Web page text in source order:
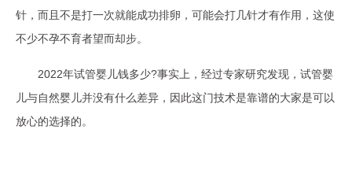
针，而且不是打一次就能成功排卵，可能会打几针才有作用，这使
不少不孕不育者望而却步。
2022年试管婴儿钱多少?事实上，经过专家研究发现，试管婴
儿与自然婴儿并没有什么差异，因此这门技术是靠谱的大家是可以
放心的选择的。